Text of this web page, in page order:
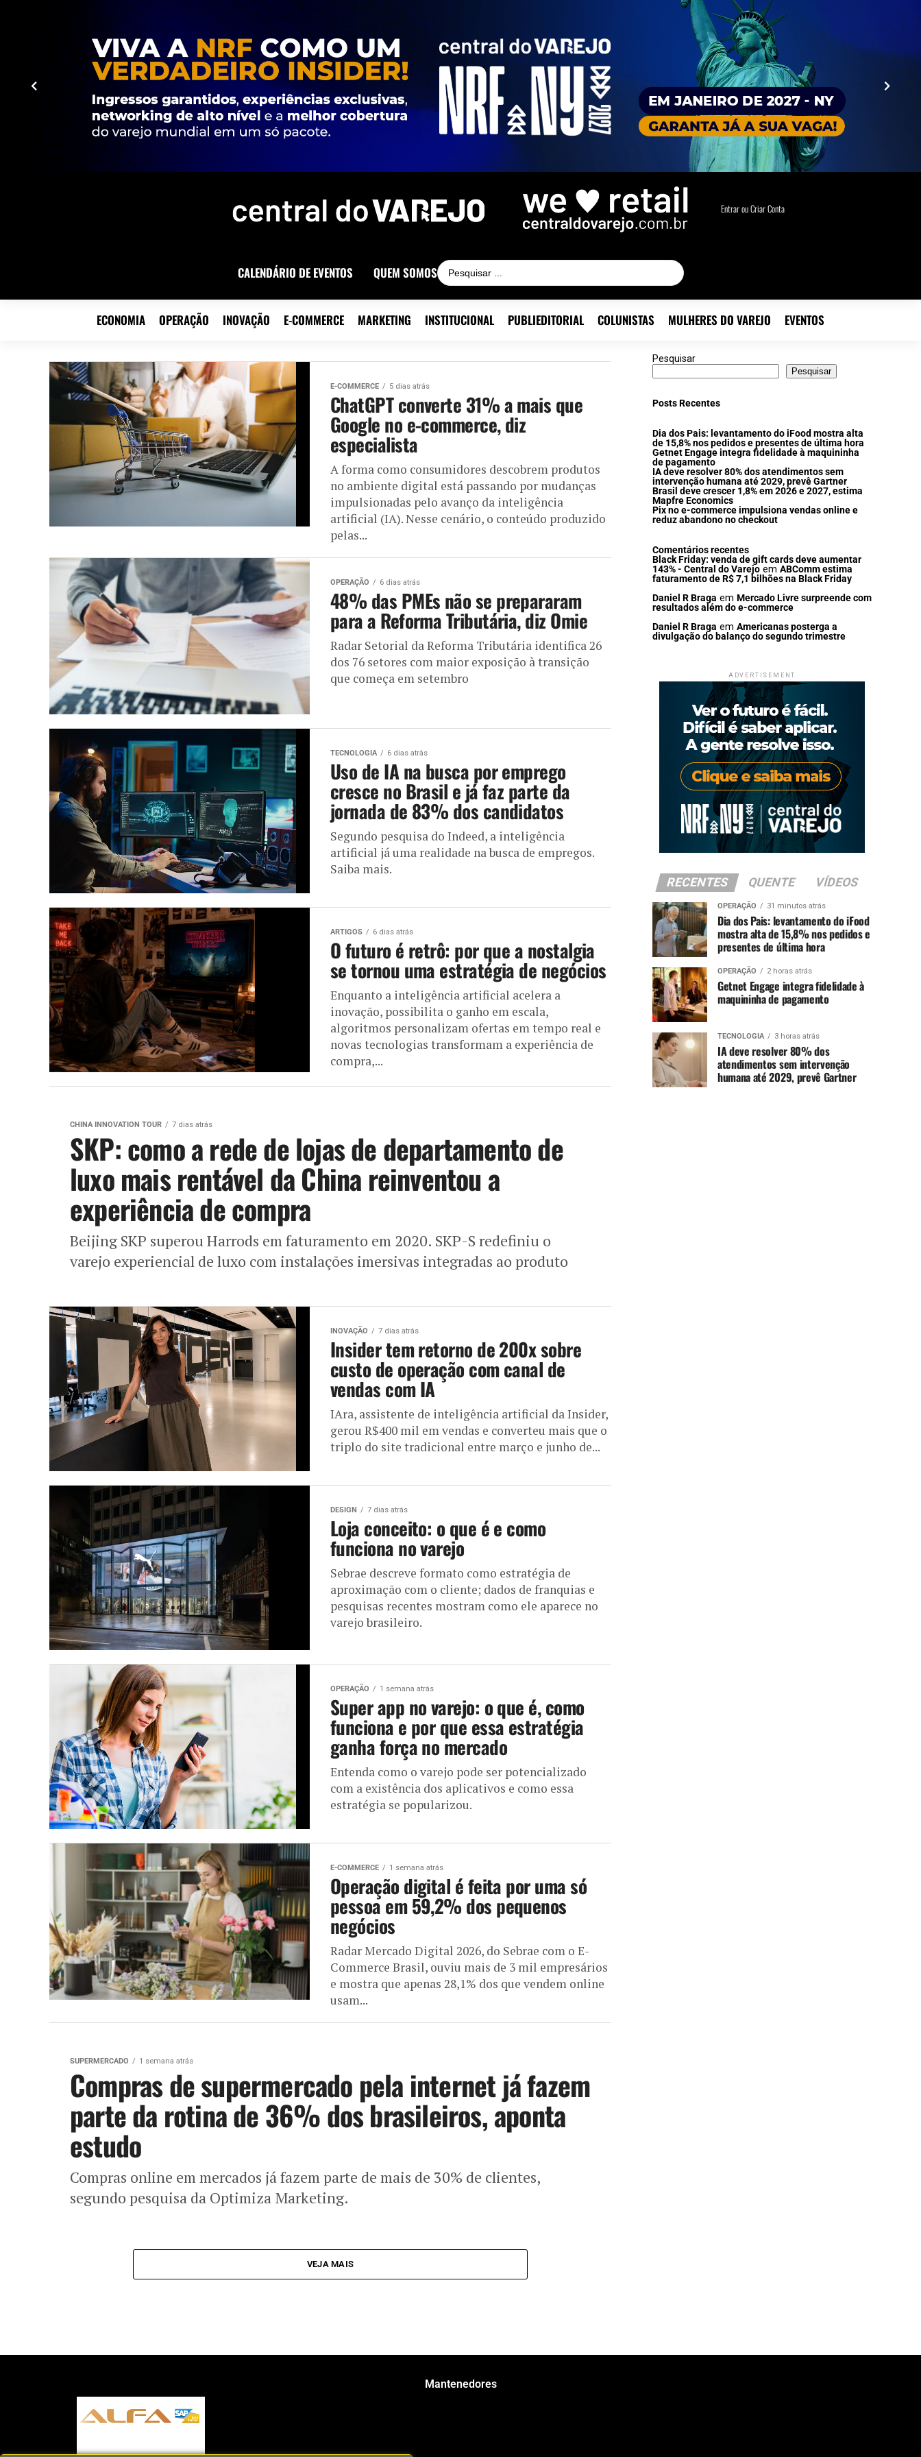
Entrar ou Criar Conta
CALENDÁRIO DE EVENTOS QUEM SOMOS
ECONOMIA OPERAÇÃO INOVAÇÃO E-COMMERCE MARKETING INSTITUCIONAL PUBLIEDITORIAL COLUNISTAS MULHERES DO VAREJO EVENTOS
E-COMMERCE 5 dias atrás
ChatGPT converte 31% a mais que
Google no e-commerce, diz
especialista
A forma como consumidores descobrem produtos
no ambiente digital está passando por mudanças
impulsionadas pelo avanço da inteligência
artificial (IA). Nesse cenário, o conteúdo produzido
pelas...
OPERAÇÃO 6 dias atrás
48% das PMEs não se prepararam
para a Reforma Tributária, diz Omie
Radar Setorial da Reforma Tributária identifica 26
dos 76 setores com maior exposição à transição
que começa em setembro
TECNOLOGIA 6 dias atrás
Uso de IA na busca por emprego
cresce no Brasil e já faz parte da
jornada de 83% dos candidatos
Segundo pesquisa do Indeed, a inteligência
artificial já uma realidade na busca de empregos.
Saiba mais.
ARTIGOS 6 dias atrás
O futuro é retrô: por que a nostalgia
se tornou uma estratégia de negócios
Enquanto a inteligência artificial acelera a
inovação, possibilita o ganho em escala,
algoritmos personalizam ofertas em tempo real e
novas tecnologias transformam a experiência de
compra,...
CHINA INNOVATION TOUR 7 dias atrás
SKP: como a rede de lojas de departamento de
luxo mais rentável da China reinventou a
experiência de compra
Beijing SKP superou Harrods em faturamento em 2020. SKP-S redefiniu o
varejo experiencial de luxo com instalações imersivas integradas ao produto
INOVAÇÃO 7 dias atrás
Insider tem retorno de 200x sobre
custo de operação com canal de
vendas com IA
IAra, assistente de inteligência artificial da Insider,
gerou R$400 mil em vendas e converteu mais que o
triplo do site tradicional entre março e junho de...
DESIGN 7 dias atrás
Loja conceito: o que é e como
funciona no varejo
Sebrae descreve formato como estratégia de
aproximação com o cliente; dados de franquias e
pesquisas recentes mostram como ele aparece no
varejo brasileiro.
OPERAÇÃO 1 semana atrás
Super app no varejo: o que é, como
funciona e por que essa estratégia
ganha força no mercado
Entenda como o varejo pode ser potencializado
com a existência dos aplicativos e como essa
estratégia se popularizou.
E-COMMERCE 1 semana atrás
Operação digital é feita por uma só
pessoa em 59,2% dos pequenos
negócios
Radar Mercado Digital 2026, do Sebrae com o E-
Commerce Brasil, ouviu mais de 3 mil empresários
e mostra que apenas 28,1% dos que vendem online
usam...
SUPERMERCADO 1 semana atrás
Compras de supermercado pela internet já fazem
parte da rotina de 36% dos brasileiros, aponta
estudo
Compras online em mercados já fazem parte de mais de 30% de clientes,
segundo pesquisa da Optimiza Marketing.
VEJA MAIS
Pesquisar
Pesquisar
Posts Recentes
Dia dos Pais: levantamento do iFood mostra alta
de 15,8% nos pedidos e presentes de última hora
Getnet Engage integra fidelidade à maquininha
de pagamento
IA deve resolver 80% dos atendimentos sem
intervenção humana até 2029, prevê Gartner
Brasil deve crescer 1,8% em 2026 e 2027, estima
Mapfre Economics
Pix no e-commerce impulsiona vendas online e
reduz abandono no checkout
Comentários recentes
Black Friday: venda de gift cards deve aumentar
143% - Central do Varejo em ABComm estima
faturamento de R$ 7,1 bilhões na Black Friday
Daniel R Braga em Mercado Livre surpreende com
resultados além do e-commerce
Daniel R Braga em Americanas posterga a
divulgação do balanço do segundo trimestre
ADVERTISEMENT
RECENTES QUENTE VÍDEOS
OPERAÇÃO 31 minutos atrás
Dia dos Pais: levantamento do iFood
mostra alta de 15,8% nos pedidos e
presentes de última hora
OPERAÇÃO 2 horas atrás
Getnet Engage integra fidelidade à
maquininha de pagamento
TECNOLOGIA 3 horas atrás
IA deve resolver 80% dos
atendimentos sem intervenção
humana até 2029, prevê Gartner
Mantenedores